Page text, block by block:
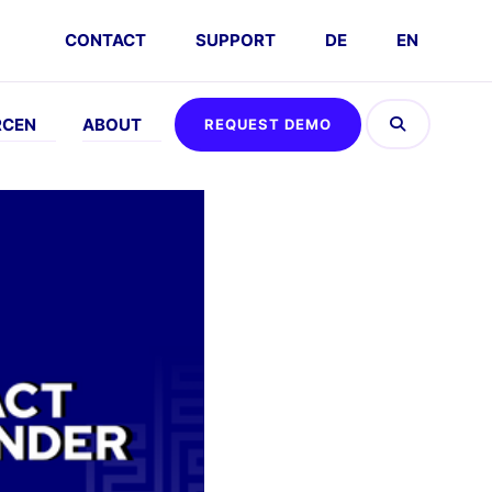
CONTACT SUPPORT DE EN
ABOUT
Partner
REQUEST DEMO